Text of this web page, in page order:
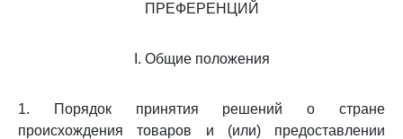
ПРЕФЕРЕНЦИЙ
I. Общие положения
1. Порядок принятия решений о стране
происхождения товаров и (или) предоставлении